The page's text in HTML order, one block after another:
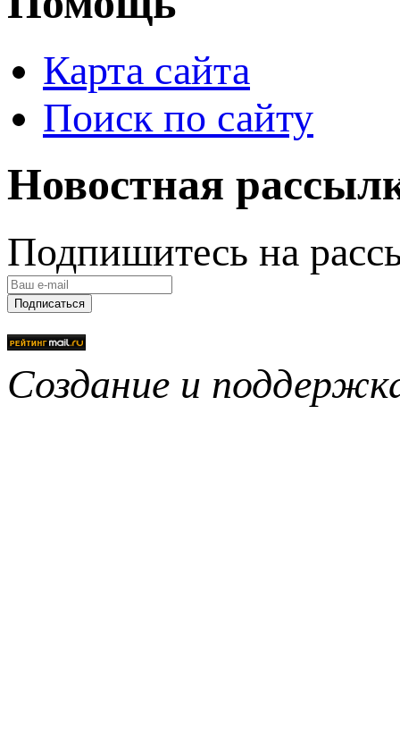
Карта сайта
Поиск по сайту
Новостная
Подпишитесь на
Подписаться
Создание и